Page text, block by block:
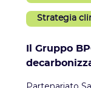
Strategia
Il Gruppo